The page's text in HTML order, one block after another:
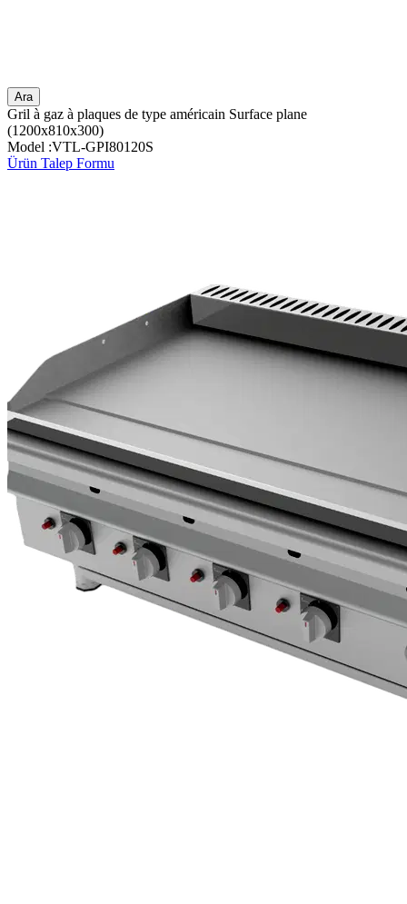
Ara
Gril à gaz à plaques de type américain Surface plane
(1200x810x300)
Model :VTL-GPI80120S
Ürün Talep Formu